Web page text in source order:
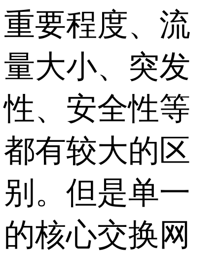
重要程度、流
量大小、突发
性、安全性等
都有较大的区
别。但是单一
的核心交换网